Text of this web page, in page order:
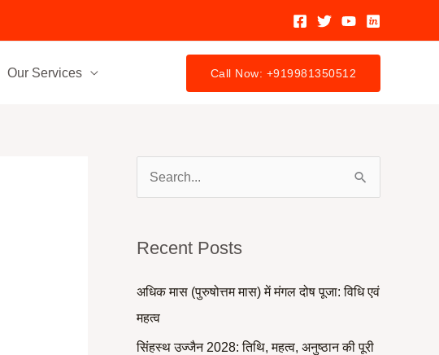
Our Services Call Now: +919981350512
c
h
f
Recent Posts
अधिक मास (पुरुषोत्तम मास) में मंगल दोष पूजा: विधि एवं
महत्व
सिंहस्थ उज्जैन 2028: तिथि, महत्व, अनुष्ठान की पूरी